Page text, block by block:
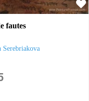
fautes
Serebriakova